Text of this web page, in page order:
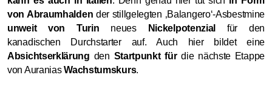
von Abraumhalden der stillgelegten ‚Balangero‘-Asbestmine
unweit von Turin neues Nickelpotenzial
für den
kanadischen Durchstarter auf. Auch hier bildet eine
Absichtserklärung den Startpunkt fürdie nächste Etappe
von AuraniasWachstumskurs.